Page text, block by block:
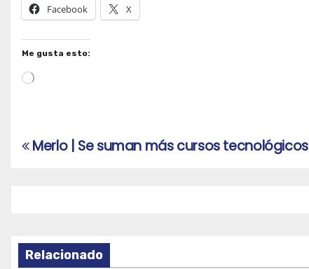
Facebook X
Me gusta esto:
Cargando...
Navegación
Merlo | Se suman más cursos tecnológicos
Relacionado